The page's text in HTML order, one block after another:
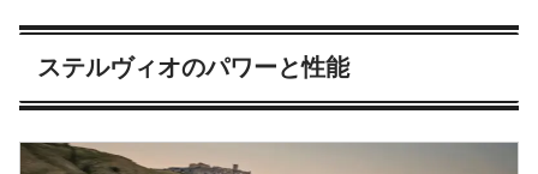
ステルヴィオのパワーと性能